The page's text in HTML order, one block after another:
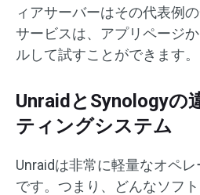
ィアサーバーはその代表例
サービスは、アプリページ
ルして試すことができます。
UnraidとSynologyの
ティングシステム
Unraidは非常に軽量なオペ
です。つまり、どんなソフ